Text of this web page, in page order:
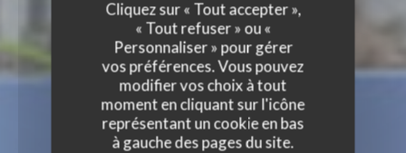
Cliquez sur « Tout accepter »,
« Tout refuser » ou «
Personnaliser » pour gérer
vos préférences. Vous pouvez
modifier vos choix à tout
moment en cliquant sur l'icône
représentant un cookie en bas
à gauche des pages du site.